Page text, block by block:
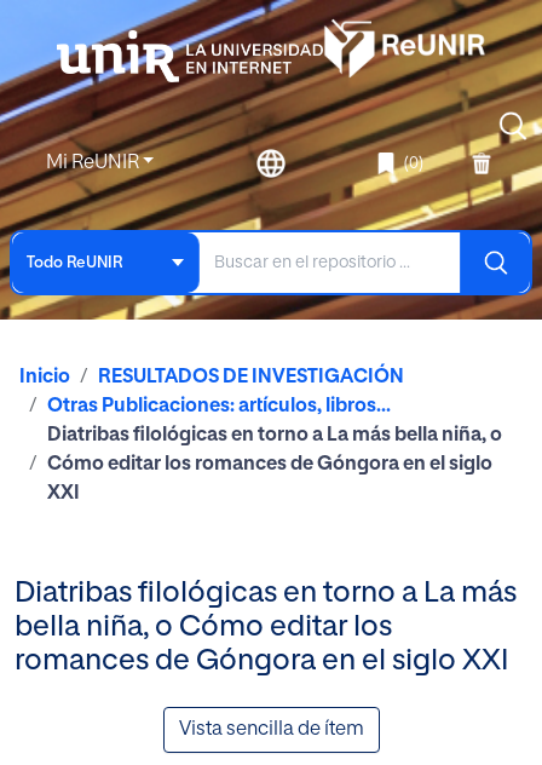
Mi ReUNIR (0)
Todo ReUNIR
Inicio
RESULTADOS DE INVESTIGACIÓN
Otras Publicaciones: artículos, libros...
Diatribas filológicas en torno a La más bella niña, o
Cómo editar los romances de Góngora en el siglo
XXI
Diatribas filológicas en torno a La más
bella niña, o Cómo editar los
romances de Góngora en el siglo XXI
Vista sencilla de ítem